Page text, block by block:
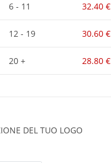
6 - 11 32.40€
12 - 19 30.60€
20 + 28.80€
DEL TUO LOGO